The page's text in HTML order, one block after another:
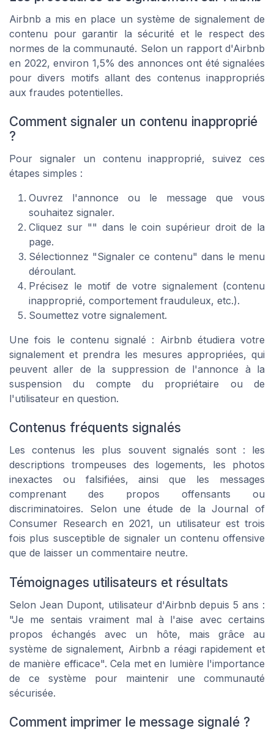
Airbnb a mis en place un système de signalement de
contenu pour garantir la sécurité et le respect des
normes de la communauté. Selon un rapport d'Airbnb
en 2022, environ 1,5% des annonces ont été signalées
pour divers motifs allant des contenus inappropriés
aux fraudes potentielles.
Comment signaler un contenu inapproprié
?
Pour signaler un contenu inapproprié, suivez ces
étapes simples :
Ouvrez l'annonce ou le message que vous
souhaitez signaler.
Cliquez sur "" dans le coin supérieur droit de la
page.
Sélectionnez "Signaler ce contenu" dans le menu
déroulant.
Précisez le motif de votre signalement (contenu
inapproprié, comportement frauduleux, etc.).
Soumettez votre signalement.
Une fois le contenu signalé : Airbnb étudiera votre
signalement et prendra les mesures appropriées, qui
peuvent aller de la suppression de l'annonce à la
suspension du compte du propriétaire ou de
l'utilisateur en question.
Contenus fréquents signalés
Les contenus les plus souvent signalés sont : les
descriptions trompeuses des logements, les photos
inexactes ou falsifiées, ainsi que les messages
comprenant des propos offensants ou
discriminatoires. Selon une étude de laJournal of
Consumer Research en 2021, un utilisateur est trois
fois plus susceptible de signaler un contenu offensive
que de laisser un commentaire neutre.
Témoignages utilisateurs et résultats
Selon Jean Dupont, utilisateur d'Airbnb depuis 5 ans :
"Je me sentais vraiment mal à l'aise avec certains
propos échangés avec un hôte, mais grâce au
système de signalement, Airbnb a réagi rapidement et
de manière efficace". Cela met en lumière l'importance
de ce système pour maintenir une communauté
sécurisée.
Comment imprimer le message signalé ?